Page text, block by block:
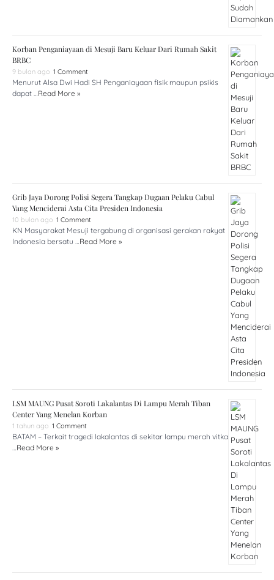
Korban Penganiayaan di Mesuji Baru Keluar Dari Rumah Sakit
BRBC
9 bulan ago 1 Comment
Menurut Alsa Dwi Hadi SH Penganiayaan fisik maupun psikis
dapat … Read More »
Grib Jaya Dorong Polisi Segera Tangkap Dugaan Pelaku Cabul
Yang Menciderai Asta Cita Presiden Indonesia
10 bulan ago 1 Comment
KN Masyarakat Mesuji tergabung di organisasi gerakan rakyat
Indonesia bersatu … Read More »
LSM MAUNG Pusat Soroti Lakalantas Di Lampu Merah Tiban
Center Yang Menelan Korban
1 tahun ago 1 Comment
BATAM – Terkait tragedi lakalantas di sekitar lampu merah vitka
Read More »